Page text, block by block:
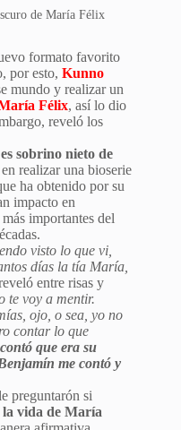
de María Félix
formato favorito
por esto, Kunno
mundo y realizar un
Félix, así lo dio
reveló los
sobrino nieto de
realizar una bioserie
ha obtenido por su
impacto en
importantes del
visto lo que vi,
días la tía María,
entre risas y
te voy a mentir.
ojo, o sea, yo no
contar lo que
que era su
me contó y
preguntarón si
la vida de María